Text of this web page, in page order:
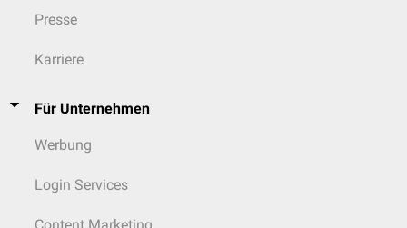
Presse
Karriere
Für Unternehmen
Werbung
Login Services